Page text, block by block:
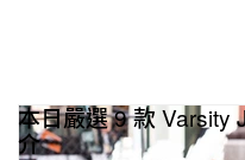
本日嚴選 9 款 Varsity
介